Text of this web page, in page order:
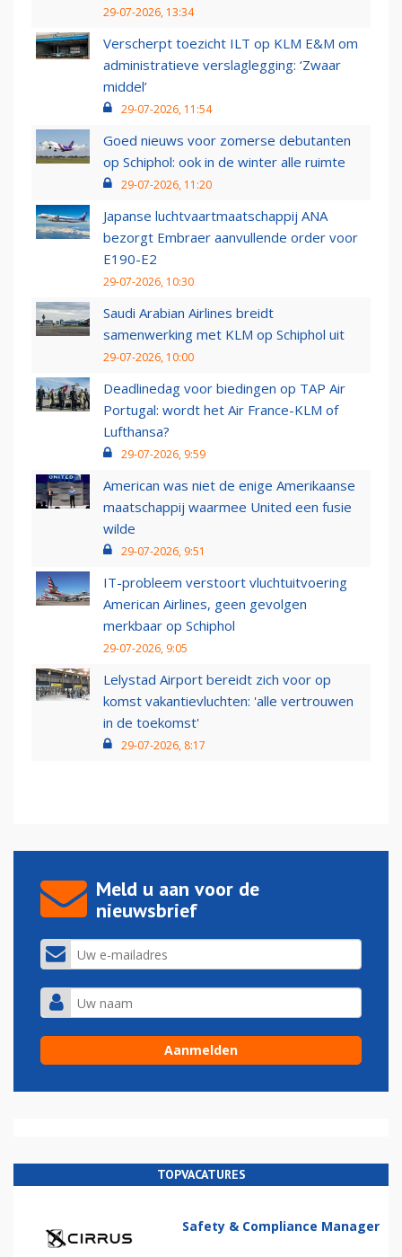
29-07-2026, 13:34
Verscherpt toezicht ILT op KLM E&M om
administratieve verslaglegging: ‘Zwaar
middel’
29-07-2026, 11:54
Goed nieuws voor zomerse debutanten
op Schiphol: ook in de winter alle ruimte
29-07-2026, 11:20
Japanse luchtvaartmaatschappij ANA
bezorgt Embraer aanvullende order voor
E190-E2
29-07-2026, 10:30
Saudi Arabian Airlines breidt
samenwerking met KLM op Schiphol uit
29-07-2026, 10:00
Deadlinedag voor biedingen op TAP Air
Portugal: wordt het Air France-KLM of
Lufthansa?
29-07-2026, 9:59
American was niet de enige Amerikaanse
maatschappij waarmee United een fusie
wilde
29-07-2026, 9:51
IT-probleem verstoort vluchtuitvoering
American Airlines, geen gevolgen
merkbaar op Schiphol
29-07-2026, 9:05
Lelystad Airport bereidt zich voor op
komst vakantievluchten: 'alle vertrouwen
in de toekomst'
29-07-2026, 8:17
Meld u aan voor de
nieuwsbrief
TOPVACATURES
Safety & Compliance Manager